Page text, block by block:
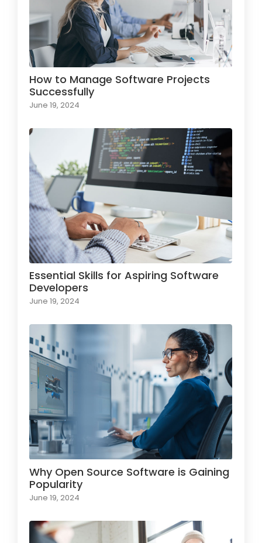
How to Manage Software Projects
Successfully
June 19, 2024
Essential Skills for Aspiring Software
Developers
June 19, 2024
Why Open Source Software is Gaining
Popularity
June 19, 2024